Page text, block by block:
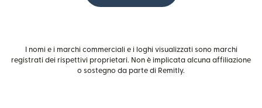
I nomi e i marchi commerciali e i loghi visualizzati sono marchi
registrati dei rispettivi proprietari. Non è implicata alcuna affiliazione
o sostegno da parte di Remitly.